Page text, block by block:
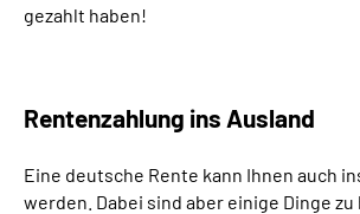
gezahlt haben!
Rentenzahlung ins Ausland
Eine deutsche Rente kann Ihnen auch
werden. Dabei sind aber einige Dinge zu